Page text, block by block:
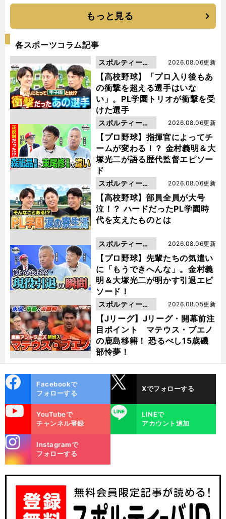
もっと見る
各スポーツコラム記事
【高校野球】「プロ入り後もあ
の衝撃を超える選手はいな
い」。PL学園トリオが衝撃を受
けた選手
2026.08.06更新
スポルティーバ
動画
【プロ野球】指揮官によってチ
ームが変わる！？ 金村義明＆大
塚光二が語る歴代監督エピソー
ド
2026.08.06更新
スポルティーバ
動画
【高校野球】部員全員が大号
泣！？ ハードだったPL学園時
代を支えたものとは
2026.08.06更新
スポルティーバ
動画
【プロ野球】先輩たちの気遣い
に「もうできへんな」。金村義
明＆大塚光二が明かす引退エピ
ソード！
2026.08.06更新
スポルティーバ
動画
【Jリーグ】Jリーグ・開幕前注
目ポイント マテウス・ブエノ
の鹿島移籍！ 恐るべし15歳磯
部怜夢！
2026.08.05更新
スポルティーバ
動画
ok
Facebookで
フォローする
Xでフォローする
YouTubeで
チャンネル登録
LINE
LINEで
アカウント追加
m
Instagramで
フォローする